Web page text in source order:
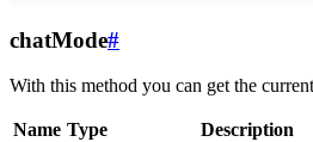
chatMode#
With this method you can get the
Name Type
Description